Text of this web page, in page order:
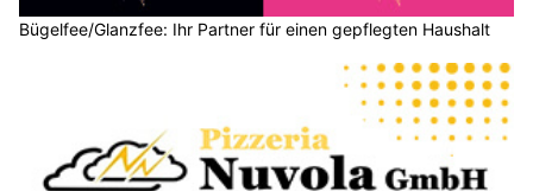
Bügelfee/Glanzfee: Ihr Partner für einen gepflegten Haushalt